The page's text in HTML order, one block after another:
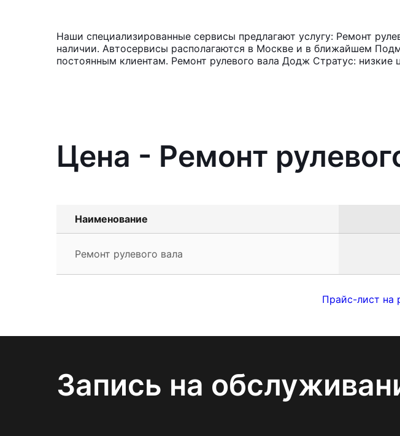
Наши специализированные сервисы предлагают услугу: Ремонт
наличии. Автосервисы располагаются в Москве и в ближайшем
постоянным клиентам. Ремонт рулевого вала Додж Стратус: низкие
Цена - Ремонт
Наименование
Ремонт рулевого вала
Прайс-лист на
Запись на